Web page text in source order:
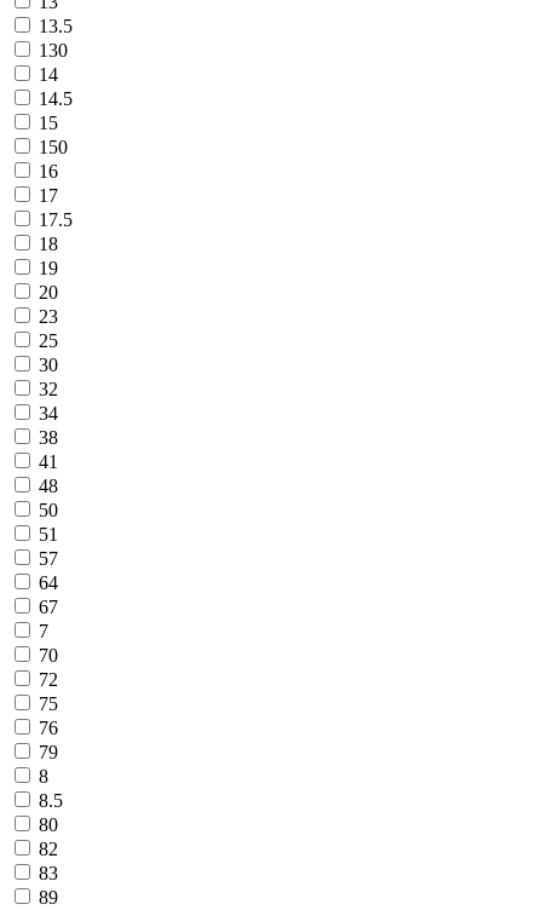
13.5
130
14
14.5
15
150
16
17
17.5
18
19
20
23
25
30
32
34
38
41
48
50
51
57
64
67
7
70
72
75
76
79
8
8.5
80
82
83
89